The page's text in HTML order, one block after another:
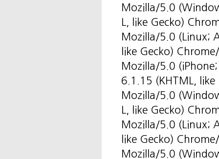
Mozilla/5.0
L, like Gecko)
Mozilla/5.0 (Linux;
like Gecko)
Mozilla/5.0
6.1.15 (KHTML,
Mozilla/5.0
L, like Gecko)
Mozilla/5.0 (Linux;
like Gecko)
Mozilla/5.0